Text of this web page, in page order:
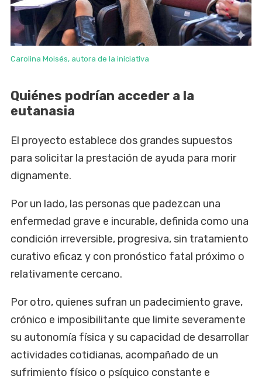
Carolina Moisés, autora de la iniciativa
Quiénes podrían acceder a la
eutanasia
El proyecto establece dos grandes supuestos
para solicitar la prestación de ayuda para morir
dignamente.
Por un lado, las personas que padezcan una
enfermedad grave e incurable, definida como una
condición irreversible, progresiva, sin tratamiento
curativo eficaz y con pronóstico fatal próximo o
relativamente cercano.
Por otro, quienes sufran un padecimiento grave,
crónico e imposibilitante que limite severamente
su autonomía física y su capacidad de desarrollar
actividades cotidianas, acompañado de un
sufrimiento físico o psíquico constante e